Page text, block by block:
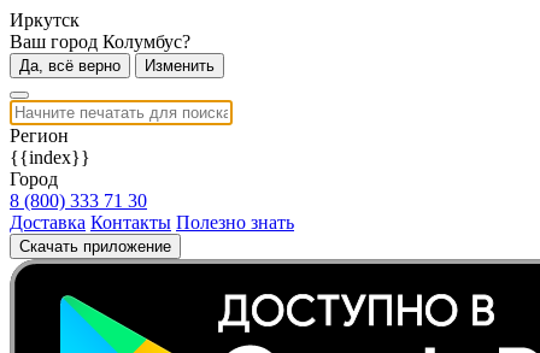
Иркутск
Ваш город Колумбус?
Да, всё верно Изменить
Регион
{{index}}
Город
8 (800) 333 71 30
Доставка Контакты Полезно знать
Скачать приложение